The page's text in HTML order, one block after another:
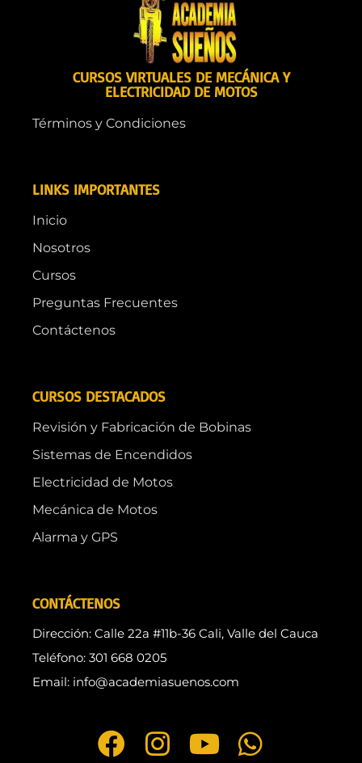
CURSOS VIRTUALES DE MECÁNICA Y
ELECTRICIDAD DE MOTOS
Términos y Condiciones
LINKS IMPORTANTES
Inicio
Nosotros
Cursos
Preguntas Frecuentes
Contáctenos
CURSOS DESTACADOS
Revisión y Fabricación de Bobinas
Sistemas de Encendidos
Electricidad de Motos
Mecánica de Motos
Alarma y GPS
CONTÁCTENOS
Dirección: Calle 22a #11b-36 Cali, Valle del Cauca
Teléfono: 301 668 0205
Email: info@academiasuenos.com